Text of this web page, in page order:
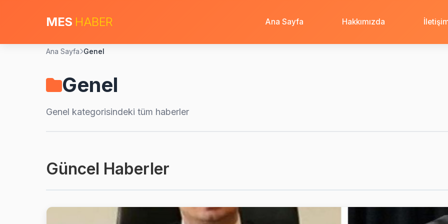
MES HABER Ana Sayfa Hakkımızda
Ana Sayfa Genel
Genel
Genel kategorisindeki tüm haberler
Güncel Haberler